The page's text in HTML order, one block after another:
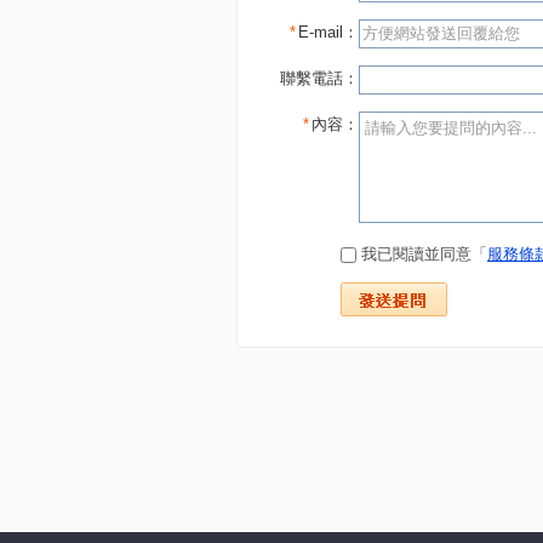
* E-mail：
聯繫電話：
* 內容：
我已閱讀並同意「 服務條